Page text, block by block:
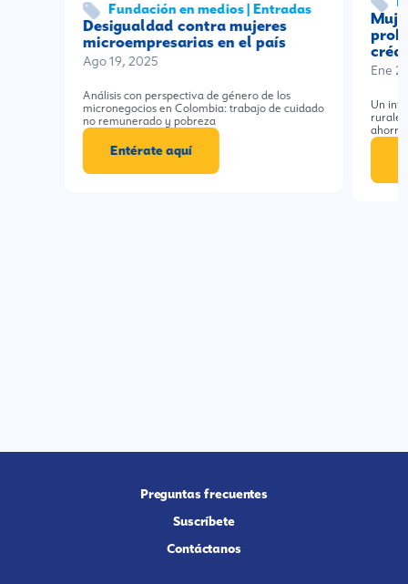
Fundación en medios | Entradas
Desigualdad contra mujeres
microempresarias en el país
Ago 19, 2025
Análisis con perspectiva de género de los
micronegocios en Colombia: trabajo de cuidado
no remunerado y pobreza
Entérate aquí
Ene
Un
Preguntas frecuentes
Suscríbete
Contáctanos